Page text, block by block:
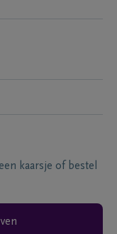
kaarsje of bestel